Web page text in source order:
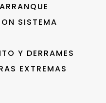
SISTEMA
Y DERRAMES
EXTREMAS